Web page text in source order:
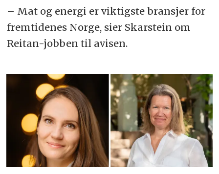
– Mat og energi er viktigste bransjer for
fremtidenes Norge, sier Skarstein om
Reitan-jobben til avisen.